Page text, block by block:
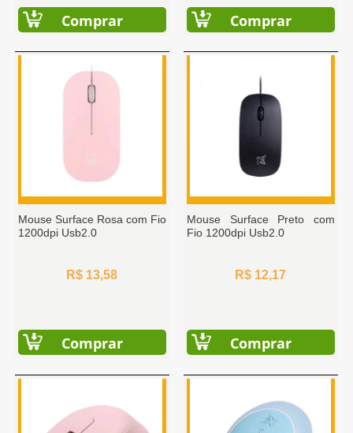
Comprar Comprar
Mouse Surface Rosa com Fio
1200dpi Usb2.0
R$ 13,58
Comprar
Mouse Surface Preto com
Fio 1200dpi Usb2.0
R$ 12,17
Comprar